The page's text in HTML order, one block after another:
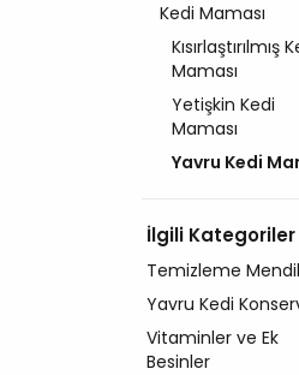
Kedi Maması
Kısırlaştırılmış
Maması
Yetişkin Kedi
Maması
Yavru Kedi
İlgili Kategoriler
Temizleme
Yavru Kedi
Vitaminler ve Ek
Besinler